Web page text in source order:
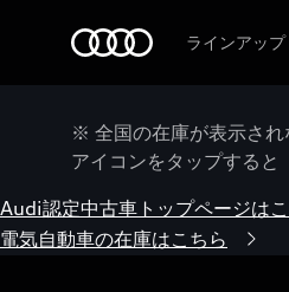
ラインアップ
※ 全国の在庫が表示され
アイコンをタップすると
Audi認定中古車トップページは
電気自動車の在庫はこちら